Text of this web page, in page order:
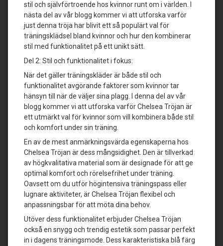
stil och självförtroende hos kvinnor runt om i världen. I
nästa del av vår blogg kommer vi att utforska varför
just denna tröja har blivit ett så populärt val för
träningsklädsel bland kvinnor och hur den kombinerar
stil med funktionalitet på ett unikt sätt.
Del 2: Stil och funktionalitet i fokus:
När det gäller träningskläder är både stil och
funktionalitet avgörande faktorer som kvinnor tar
hänsyn till när de väljer sina plagg. I denna del av vår
blogg kommer vi att utforska varför Chelsea Tröjan är
ett utmärkt val för kvinnor som vill kombinera både stil
och komfort under sin träning.
En av de mest anmärkningsvärda egenskaperna hos
Chelsea Tröjan är dess mångsidighet. Den är tillverkad
av högkvalitativa material som är designade för att ge
optimal komfort och rörelsefrihet under träning.
Oavsett om du utför högintensiva träningspass eller
lugnare aktiviteter, är Chelsea Tröjan flexibel och
anpassningsbar för att möta dina behov.
Utöver dess funktionalitet erbjuder Chelsea Tröjan
också en snygg och trendig estetik som passar perfekt
in i dagens träningsmode. Dess karakteristiska blå färg